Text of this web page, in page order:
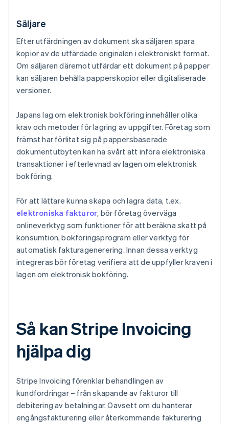
Säljare
Efter utfärdningen av dokument ska säljaren spara
kopior av de utfärdade originalen i elektroniskt format.
Om säljaren däremot utfärdar ett dokument på papper
kan säljaren behålla papperskopior eller digitaliserade
versioner.
Japans lag om elektronisk bokföring innehåller olika
krav och metoder för lagring av uppgifter. Företag som
främst har förlitat sig på pappersbaserade
dokumentutbyten kan ha svårt att införa elektroniska
transaktioner i efterlevnad av lagen om elektronisk
bokföring.
För att lättare kunna skapa och lagra data, t.ex.
elektroniska fakturor, bör företag överväga
onlineverktyg som funktioner för att beräkna skatt på
konsumtion, bokföringsprogram eller verktyg för
automatisk fakturagenerering. Innan dessa verktyg
integreras bör företag verifiera att de uppfyller kraven i
lagen om elektronisk bokföring.
Så kan Stripe Invoicing
hjälpa dig
Stripe Invoicing förenklar behandlingen av
kundfordringar – från skapande av fakturor till
debitering av betalningar. Oavsett om du hanterar
engångsfakturering eller återkommande fakturering